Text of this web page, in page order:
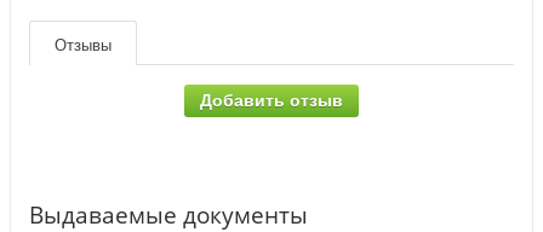
Отзывы
Добавить отзыв
Выдаваемые документы